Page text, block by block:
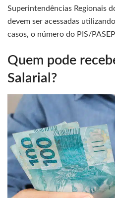
Superintendências Regionais
devem ser acessadas
casos, o número do PIS/
Quem pode
Salarial?